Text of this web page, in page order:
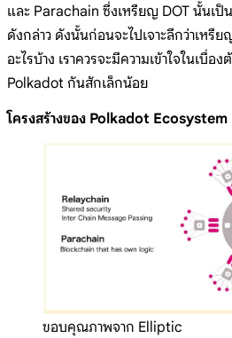
และ Parachain ซึ่งเหรียญ DOT นั้นเป็
ดังกล่าว ดังนั้นก่อนจะไปเจาะลึกว่าเหรี
อะไรบ้าง เราควรจะมีความเข้าใจในเบื่อ
Polkadot กันสักเล็กน้อย
โครงสร้างของ Polkadot Ecosystem
ขอบคุณภาพจาก Elliptic